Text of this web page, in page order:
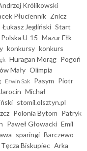
Królikowski
Płuciennik Znicz
Łukasz Jegliński Start
Polska U-15 Mazur Ełk
konkursy konkurs
Huragan Morąg Pogoń
Mały Olimpia
Erwin Sak Pasym Piotr
Jarocin Michał
stomil.olsztyn.pl
Polonia Bytom Patryk
Paweł Głowacki Emil
sparingi Barczewo
Tęcza Biskupiec Arka